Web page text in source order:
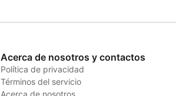
Acerca de nosotros y contactos
Política de privacidad
Términos del servicio
Acerca de nosotros